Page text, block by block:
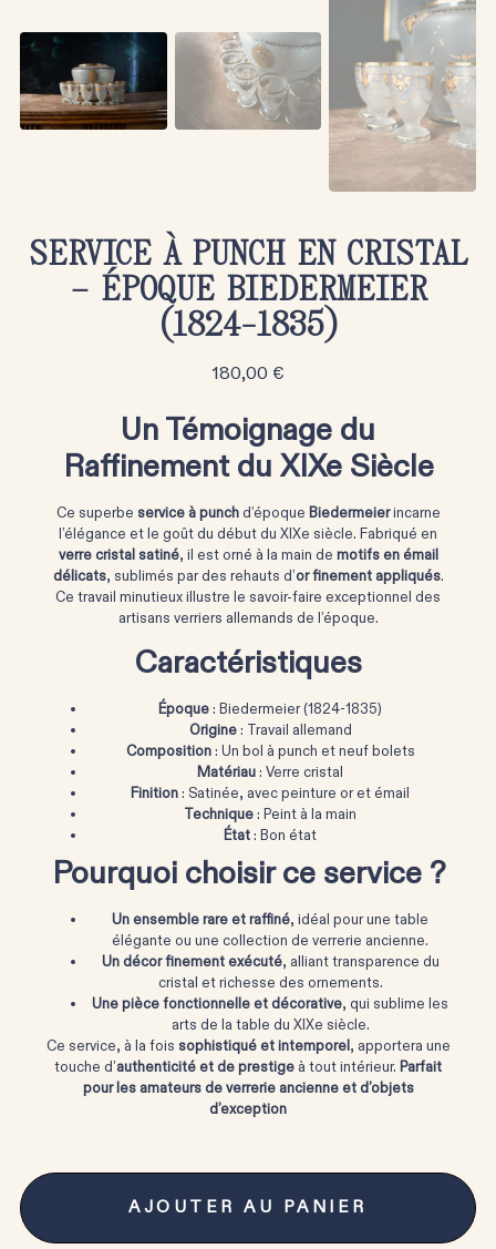
SERVICE À PUNCH EN CRISTAL
– ÉPOQUE BIEDERMEIER
(1824-1835)
180,00 €
Un Témoignage du
Raffinement du XIXe Siècle
Ce superbe service à punchd’époque Biedermeierincarne
l’élégance et le goût du début du XIXe siècle. Fabriqué en
verre cristal satiné, il est orné à la main de motifs en émail
délicats, sublimés par des rehauts d’or finement appliqués.
Ce travail minutieux illustre le savoir-faire exceptionnel des
artisans verriers allemands de l’époque.
Caractéristiques
Époque: Biedermeier (1824-1835)
Origine: Travail allemand
Composition: Un bol à punch et neuf bolets
Matériau: Verre cristal
Finition: Satinée, avec peinture or et émail
Technique: Peint à la main
État: Bon état
Pourquoi choisir ce service ?
Un ensemble rare et raffiné, idéal pour une table
élégante ou une collection de verrerie ancienne.
Un décor finement exécuté, alliant transparence du
cristal et richesse des ornements.
Une pièce fonctionnelle et décorative, qui sublime les
arts de la table du XIXe siècle.
Ce service, à la fois sophistiqué et intemporel, apportera une
touche d’authenticité et de prestige à tout intérieur. Parfait
pour les amateurs de verrerie ancienne et d’objets
d’exception
AJOUTER AU PANIER